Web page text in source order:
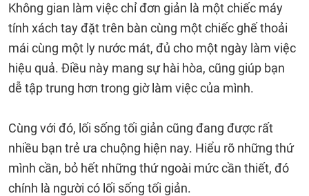
Không gian làm việc chỉ đơn giản là một chiếc máy
tính xách tay đặt trên bàn cùng một chiếc ghế thoải
mái cùng một ly nước mát, đủ cho một ngày làm việc
hiệu quả. Điều này mang sự hài hòa, cũng giúp bạn
dễ tập trung hơn trong giờ làm việc của mình.
Cùng với đó, lối sống tối giản cũng đang được rất
nhiều bạn trẻ ưa chuộng hiện nay. Hiểu rõ những thứ
mình cần, bỏ hết những thứ ngoài mức cần thiết, đó
chính là người có lối sống tối giản.